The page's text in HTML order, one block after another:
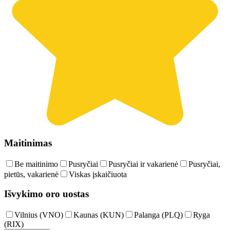
Maitinimas
Be maitinimo Pusryčiai Pusryčiai ir vakarienė
Pusryčiai,
pietūs, vakarienė
Viskas įskaičiuota
Išvykimo oro uostas
Vilnius (VNO) Kaunas (KUN) Palanga (PLQ)
Ryga
(RIX)